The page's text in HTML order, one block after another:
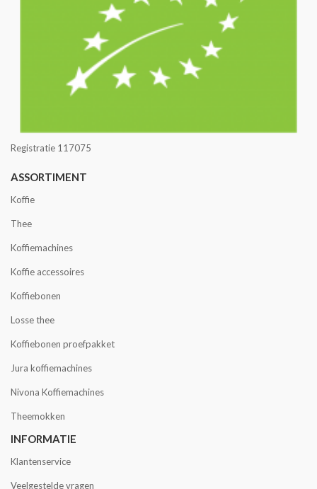
Registratie 117075
ASSORTIMENT
Koffie
Thee
Koffiemachines
Koffie accessoires
Koffiebonen
Losse thee
Koffiebonen proefpakket
Jura koffiemachines
Nivona Koffiemachines
Theemokken
INFORMATIE
Klantenservice
Veelgestelde vragen